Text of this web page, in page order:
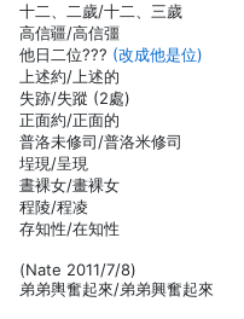
十二、二歲/十二、三歲
高信疆/高信彊
他日二位??? (改成他是位)
上述約/上述的
失跡/失蹤 (2處)
正面約/正面的
普洛未修司/普洛米修司
埕現/呈現
晝裸女/畫裸女
程陵/程凌
存知性/在知性
(Nate 2011/7/8)
弟弟輿奮起來/弟弟興奮起來